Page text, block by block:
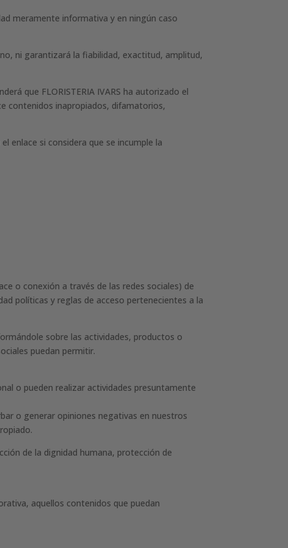
meramente informativa y en ningún caso
ni garantizará la fiabilidad, exactitud, amplitud,
que FLORISTERIA IVARS ha autorizado el
contenidos inapropiados, difamatorios,
enlace si considera que se incumple la
o conexión a través de las redes sociales) de
políticas y reglas de acceso pertenecientes a la
sobre las actividades, productos o
puedan permitir.
o pueden realizar actividades presuntamente
o generar opiniones negativas en nuestros
de la dignidad humana, protección de
aquellos contenidos que puedan